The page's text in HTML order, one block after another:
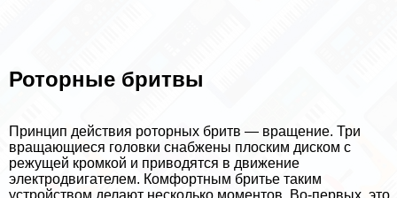
Роторные бритвы
Принцип действия роторных бритв — вращение. Три
вращающиеся головки снабжены плоским диском с
режущей кромкой и приводятся в движение
электродвигателем. Комфортным бритье таким
устройством делают несколько моментов. Во-первых, это